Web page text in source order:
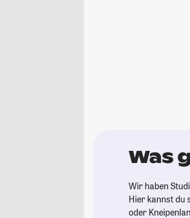
Was
Wir haben
Hier kannst du
oder